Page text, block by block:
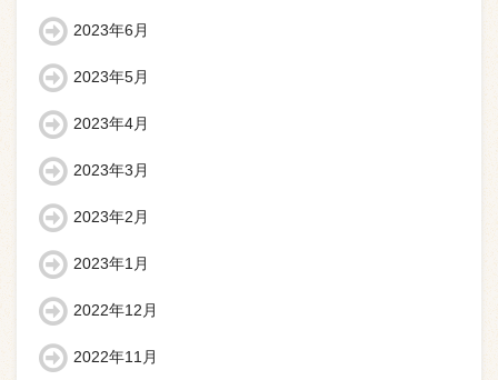
2023年6月
2023年5月
2023年4月
2023年3月
2023年2月
2023年1月
2022年12月
2022年11月